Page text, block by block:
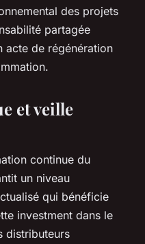
des projets
partagée
acte de régénération
et veille
continue du
un niveau
qui bénéficie
investment dans le
distributeurs